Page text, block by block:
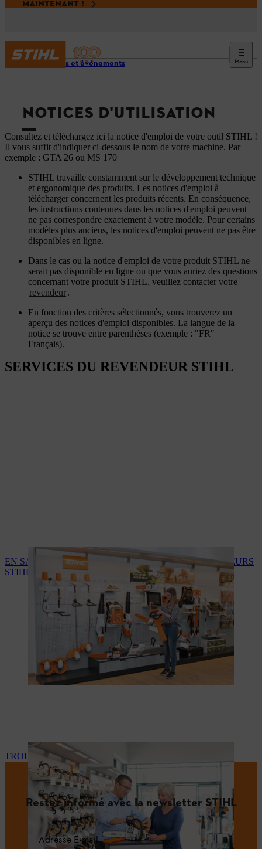
MAINTENANT !
Menu
Services et événements
NOTICES D'UTILISATION
Consultez et téléchargez ici la notice d'emploi de votre outil STIHL !
Il vous suffit d'indiquer ci-dessous le nom de votre machine. Par
exemple : GTA 26 ou MS 170
STIHL travaille constamment sur le développement technique
et ergonomique des produits. Les notices d'emploi à
télécharger concernent les produits récents. En conséquence,
les instructions contenues dans les notices d'emploi peuvent
ne pas correspondre exactement à votre modèle. Pour certains
modèles plus anciens, les notices d'emploi peuvent ne pas être
disponibles en ligne.
Dans le cas ou la notice d'emploi de votre produit STIHL ne
serait pas disponible en ligne ou que vous auriez des questions
concernant votre produit STIHL, veuillez contacter votre
revendeur.
En fonction des critères sélectionnés, vous trouverez un
aperçu des notices d'emploi disponibles. La langue de la
notice se trouve entre parenthèses (exemple : "FR" =
Français).
SERVICES DU REVENDEUR STIHL
EN SAVOIR PLUS SUR LES SERVICES DES REVENDEURS
STIHL
TROUVEZ VOTRE REVENDEUR STIHL
Restez informé avec la newsletter STIHL
Adresse E-mail